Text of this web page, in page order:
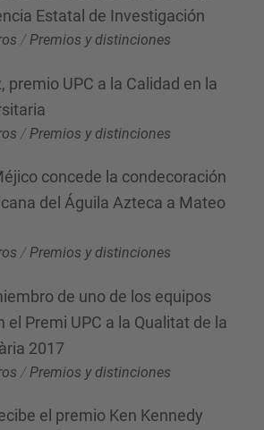
Estatal de Investigación
/Premios y distinciones
premio UPC a la Calidad en la
/ Premios y distinciones
concede la condecoración
del Águila Azteca a Mateo
/Premios y distinciones
de uno de los equipos
el Premi UPC a la Qualitat de la
2017
/ Premios y distinciones
el premio Ken Kennedy